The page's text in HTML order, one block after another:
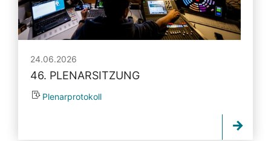
24.06.2026
46. PLENARSITZUNG
Plenarprotokoll